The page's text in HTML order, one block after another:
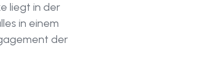
liegt in der
in einem
der